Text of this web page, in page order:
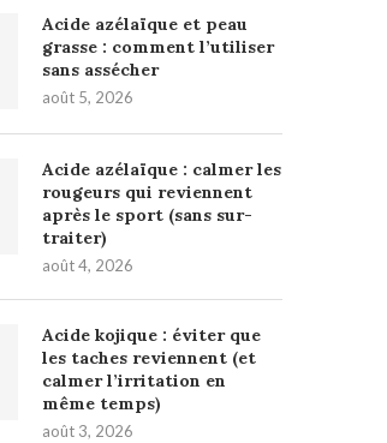
Acide azélaïque et peau
grasse : comment l’utiliser
sans assécher
août 5, 2026
Acide azélaïque : calmer les
rougeurs qui reviennent
après le sport (sans sur-
traiter)
août 4, 2026
Acide kojique : éviter que
les taches reviennent (et
calmer l’irritation en
même temps)
août 3, 2026